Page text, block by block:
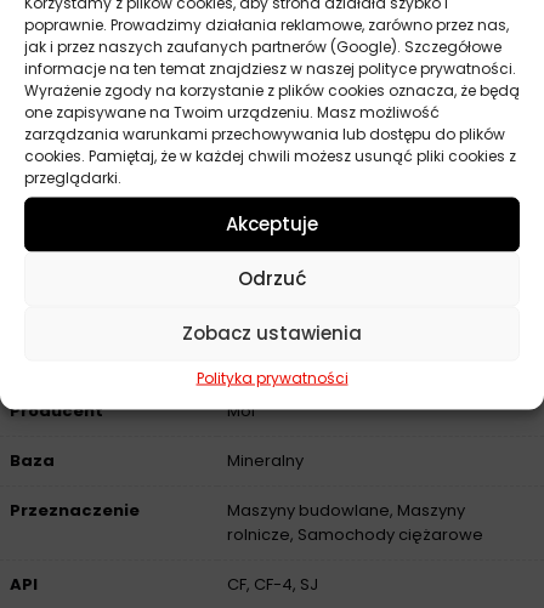
poprawnie. Prowadzimy działania reklamowe, zarówno przez nas,
jak i przez naszych zaufanych partnerów (Google). Szczegółowe
informacje na ten temat znajdziesz w naszej polityce prywatności.
Wyrażenie zgody na korzystanie z plików cookies oznacza, że będą
one zapisywane na Twoim urządzeniu. Masz możliwość
zarządzania warunkami przechowywania lub dostępu do plików
cookies. Pamiętaj, że w każdej chwili możesz usunąć pliki cookies z
przeglądarki.
Akceptuje
Odrzuć
Zobacz ustawienia
Polityka prywatności
Lepkość kinematyczna w temperaturze 40°C: 113,1 mm²/s
Lepkość kinematyczna w temperaturze 100°C: 15,0 mm²/s
Wskaźnik lepkości: 138
Temperatura płynięcia: -30°C
Temperatura zapłonu (Cleveland): 230°C
Liczba zasadowa: 7,6 mg KOH/g
Okres przechowywania w oryginalnym opakowaniu: 60
miesięcy
Parametry techniczne
Producent Mol
Baza Mineralny
Przeznaczenie
Maszyny budowlane, Maszyny
rolnicze, Samochody ciężarowe
API CF, CF-4, SJ